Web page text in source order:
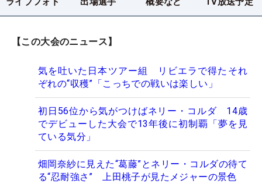
【この大会のニュース】
気を吐いた日本ツアー組 リビエラで得たそれ
ぞれの“収穫”「こっちでの戦いは楽しい」
初日56位から気がつけばネリー・コルダ 14歳
でデビューした大会で13年後に初制覇「夢を見
ている気分」
畑岡奈紗に見えた“葛藤”とネリー・コルダの待て
る“忍耐強さ” 上田桃子が見たメジャーの景色